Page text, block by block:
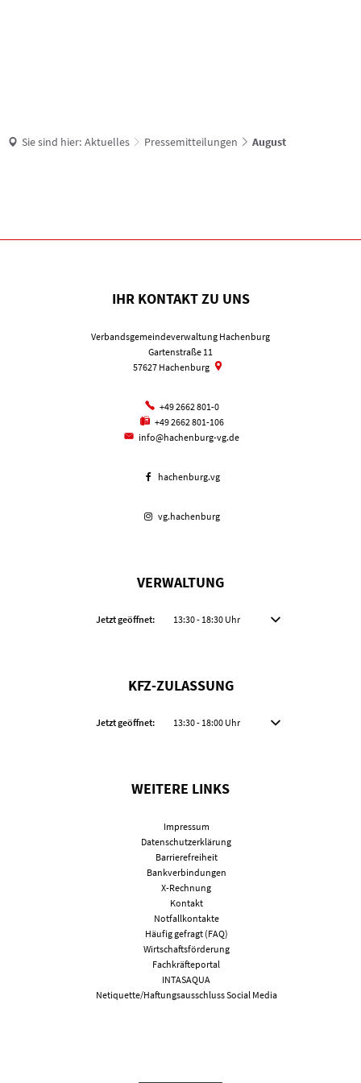
Sie sind hier: Aktuelles Pressemitteilungen August
IHR KONTAKT ZU UNS
Verbandsgemeindeverwaltung Hachenburg
Gartenstraße 11
57627 Hachenburg
+49 2662 801-0
+49 2662 801-106
info@hachenburg-vg.de
hachenburg.vg
vg.hachenburg
VERWALTUNG
Klicken, um weitere Öffnungs- oder Schließzeiten auszublenden
Jetzt geöffnet: 13:30- 18:30 Uhr Von 13:30 bis 18:30 Uhr
KFZ-ZULASSUNG
Klicken, um weitere Öffnungs- oder Schließzeiten auszublenden
Jetzt geöffnet: 13:30- 18:00 Uhr Von 13:30 bis 18:00 Uhr
WEITERE LINKS
Impressum
Datenschutzerklärung
Barrierefreiheit
Bankverbindungen
X-Rechnung
Kontakt
Notfallkontakte
Häufig gefragt (FAQ)
Wirtschaftsförderung
Fachkräfteportal
INTASAQUA
Netiquette/Haftungsausschluss Social Media